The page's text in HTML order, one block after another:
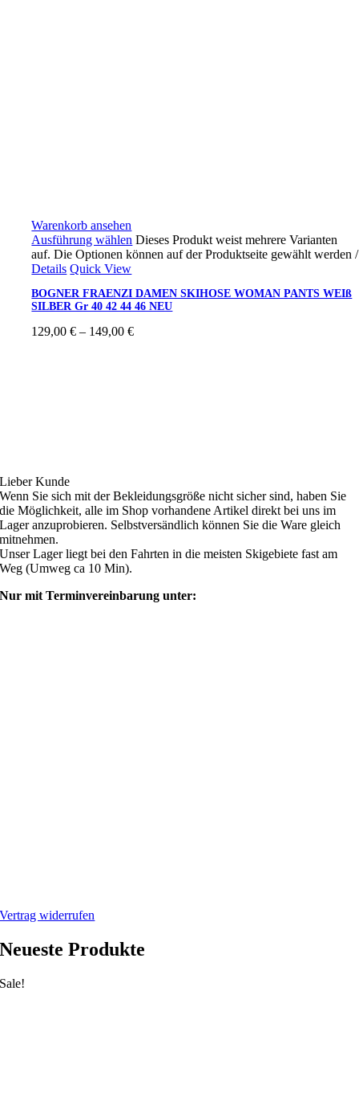
Warenkorb ansehen
Ausführung wählen Dieses Produkt weist mehrere Varianten
auf. Die Optionen können auf der Produktseite gewählt werden/
Details Quick View
BOGNER FRAENZI DAMEN SKIHOSE WOMAN PANTS WEIß
SILBER Gr 40 42 44 46 NEU
129,00€ – 149,00€
Lieber Kunde
Wenn Sie sich mit der Bekleidungsgröße nicht sicher sind, haben Sie
die Möglichkeit, alle im Shop vorhandene Artikel direkt bei uns im
Lager anzuprobieren. Selbstversändlich können Sie die Ware gleich
mitnehmen.
Unser Lager liegt bei den Fahrten in die meisten Skigebiete fast am
Weg (Umweg ca 10 Min).
Nur mit Terminvereinbarung unter:
Vertrag widerrufen
Neueste Produkte
Sale!